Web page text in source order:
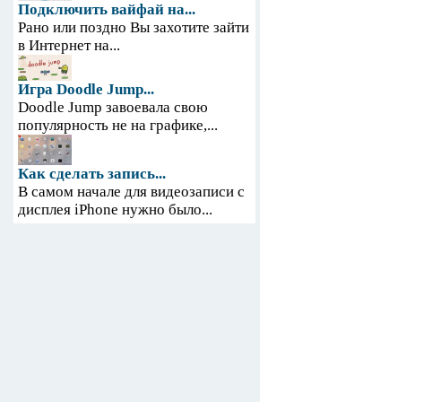
Подключить вайфай на...
Рано или поздно Вы захотите зайти
в Интернет на...
Игра Doodle Jump...
Doodle Jump завоевала свою
популярность не на графике,...
Как сделать запись...
В самом начале для видеозаписи с
дисплея iPhone нужно было...